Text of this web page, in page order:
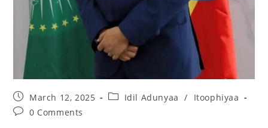
March 12, 2025 Idil Adunyaa /
Itoophiyaa
0 Comments